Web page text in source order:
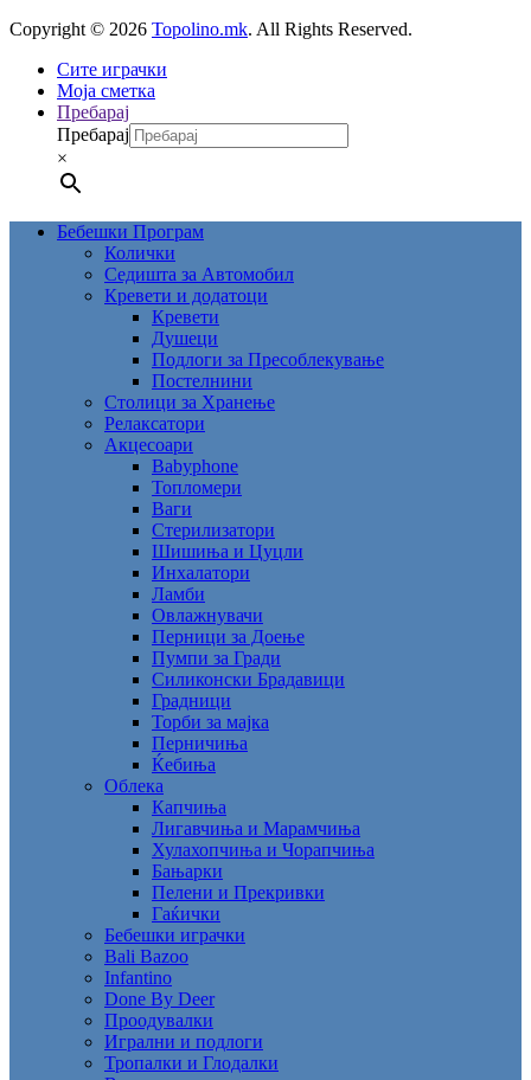
Copyright © 2026 Topolino.mk. All Rights Reserved.
Сите играчки
Моја сметка
Пребарај
Пребарај
×
Бебешки Програм
Колички
Седишта за Автомобил
Кревети и додатоци
Кревети
Душеци
Подлоги за Пресоблекување
Постелнини
Столици за Хранење
Релаксатори
Акцесоари
Babyphone
Топломери
Ваги
Стерилизатори
Шишиња и Цуцли
Инхалатори
Ламби
Овлажнувачи
Перници за Доење
Пумпи за Гради
Силиконски Брадавици
Градници
Торби за мајка
Перничиња
Ќебиња
Облека
Капчиња
Лигавчиња и Марамчиња
Хулахопчиња и Чорапчиња
Бањарки
Пелени и Прекривки
Гаќички
Бебешки играчки
Bali Bazoo
Infantino
Done By Deer
Проодувалки
Игрални и подлоги
Тропалки и Глодалки